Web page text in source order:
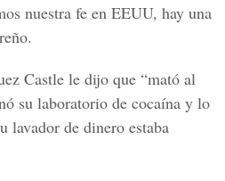
nuestra fe en EEUU, hay una
Castle le dijo que “mató al
su laboratorio de cocaína y lo
lavador de dinero estaba